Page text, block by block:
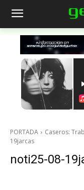
PORTADA Caseros:
19jarcas
noti25-08-